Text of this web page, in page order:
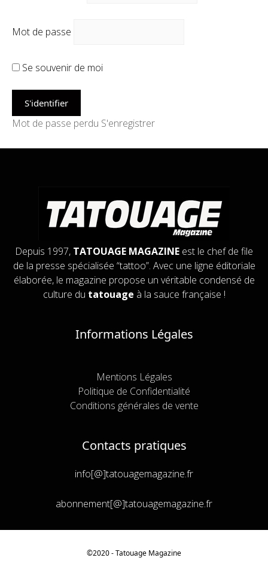
Mot de passe
Se souvenir de moi
Mot de passe perdu S'enregistrer
Depuis 1997, TATOUAGE MAGAZINE est le chef de file
de la presse spécialisée “tattoo”. Avec une ligne éditoriale
élaborée, le magazine propose un véritable condensé de
culture du tatouage à la sauce française !
Informations Légales
Mentions Légales
Politique de Confidentialité
Conditions générales de vente
Contacts pratiques
info[@]tatouagemagazine.fr
abonnement[@]tatouagemagazine.fr
©2020 - Tatouage Magazine
€7,90